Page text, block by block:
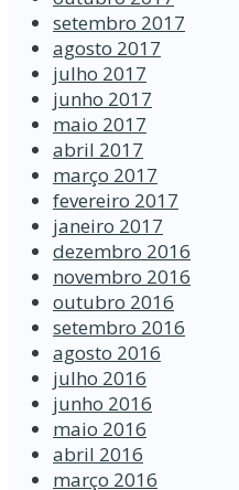
setembro 2017
agosto 2017
julho 2017
junho 2017
maio 2017
abril 2017
março 2017
fevereiro 2017
janeiro 2017
dezembro 2016
novembro 2016
outubro 2016
setembro 2016
agosto 2016
julho 2016
junho 2016
maio 2016
abril 2016
março 2016